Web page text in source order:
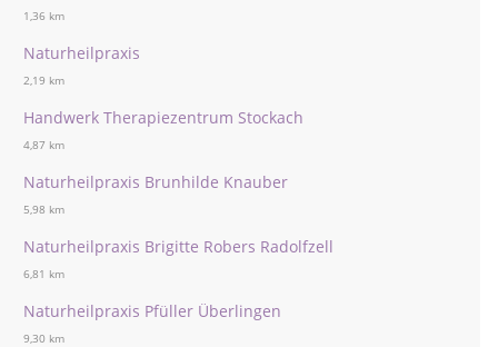
1,36 km
Naturheilpraxis
2,19 km
Handwerk Therapiezentrum Stockach
4,87 km
Naturheilpraxis Brunhilde Knauber
5,98 km
Naturheilpraxis Brigitte Robers Radolfzell
6,81 km
Naturheilpraxis Pfüller Überlingen
9,30 km